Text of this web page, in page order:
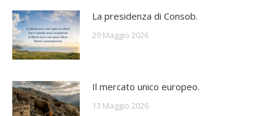
La presidenza di Consob.
29 Maggio 2026
Il mercato unico europeo.
13 Maggio 2026